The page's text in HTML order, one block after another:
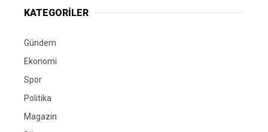
KATEGORİLER
Gündem
Ekonomi
Spor
Politika
Magazin